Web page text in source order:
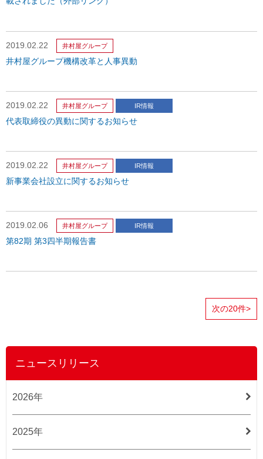
2019.02.22 井村屋グループ
井村屋グループ機構改革と人事異動
2019.02.22 井村屋グループ IR情報
代表取締役の異動に関するお知らせ
2019.02.22 井村屋グループ IR情報
新事業会社設立に関するお知らせ
2019.02.06 井村屋グループ IR情報
第82期 第3四半期報告書
次の20件>
ニュースリリース
2026年
2025年